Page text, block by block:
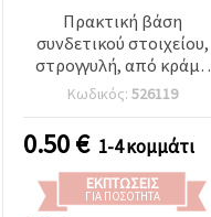
Πρακτική βάση
συνδετικού στοιχείου,
στρογγυλή, από κράμα
ψευδαργύρου, ασημί
χρώμα, 10x10x16 mm –
Ιδανική για DIY
χειροποίητα κοσμήματα
Κωδικός: 526119
0.50€ 1-4 κομμάτι
ΕΚΠΤΏΣΕΙΣ
ΓΙΑ ΠΟΣΌΤΗΤΑ